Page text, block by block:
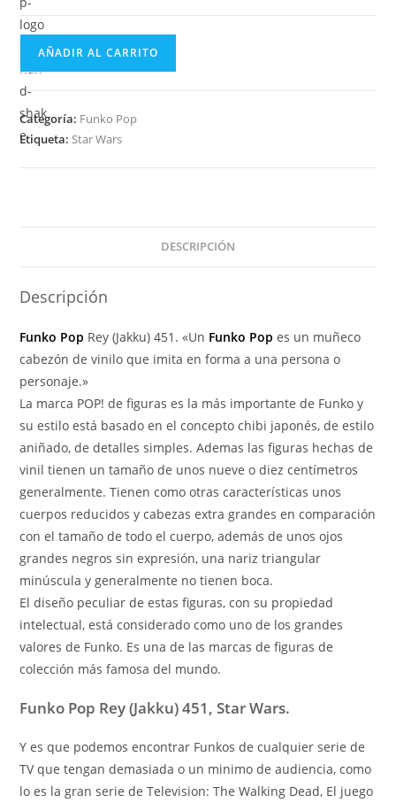
Funko
Star
Wars
-
cantidad
AÑADIR AL CARRITO
Categoría: Funko Pop
Etiqueta: Star Wars
DESCRIPCIÓN
Descripción
Funko Pop Rey (Jakku) 451. «Un Funko Pop es un muñeco
cabezón de vinilo que imita en forma a una persona o
personaje.»
La marca POP! de figuras es la más importante de Funko y
su estilo está basado en el concepto chibi japonés, de estilo
aniñado, de detalles simples. Ademas las figuras hechas de
vinil tienen un tamaño de unos nueve o diez centímetros
generalmente. Tienen como otras características unos
cuerpos reducidos y cabezas extra grandes en comparación
con el tamaño de todo el cuerpo, además de unos ojos
grandes negros sin expresión, una nariz triangular
minúscula y generalmente no tienen boca.
El diseño peculiar de estas figuras, con su propiedad
intelectual, está considerado como uno de los grandes
valores de Funko. Es una de las marcas de figuras de
colección más famosa del mundo.
Funko Pop Rey (Jakku) 451, Star Wars.
Y es que podemos encontrar Funkos de cualquier serie de
TV que tengan demasiada o un minimo de audiencia, como
lo es la gran serie de Television: The Walking Dead, El juego